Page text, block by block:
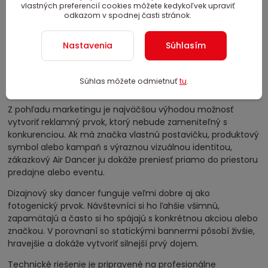
digitálnu reklamnú potlačpodľa vizuálnej identity v
výber farieb alebo kombinácie farieb v cene
elektrický fukár v cene
prípravu3D vizualizácie
pred výrobou v cene
prenosný a úložný vak v cene
Z pohľadu marketingu je najväčšou výhodou možnosť
vytvoriť reklamný prvok, ktorý nebude zameniteľný s
konkurenciou. Ak má značka vlastnú postavičku, produktový
symbol alebo kampaň s výraznou vizuálnou identitou,
zákazkový Air Dancer ju dokáže preniesť priamo do priestoru
predajne alebo eventu.
Dizajnový sky dancer funguje veľmi dobre aj ako
fotogenický prvok. Návštevníci si ho ľahšie všimnú,
zapamätajú a často si ho spájajú s konkrétnou akciou alebo
značkou. V porovnaní so statickými bannermi pôsobí živšie,
hravejšie a dokáže vytvoriť silnejší prvý dojem.
Technické riešenie je pripravené na profesionálne
vlastných preferencií cookies môžete kedykoľvek upraviť
odkazom v spodnej časti stránok.
Nastavenia Súhlasím
Súhlas môžete odmietnuťtu.